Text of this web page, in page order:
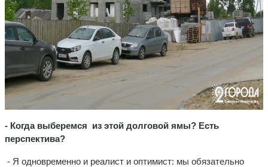
- Когда выберемся из этой долговой ямы? Есть
перспектива?
- Я одновременно и реалист и оптимист: мы обязательно